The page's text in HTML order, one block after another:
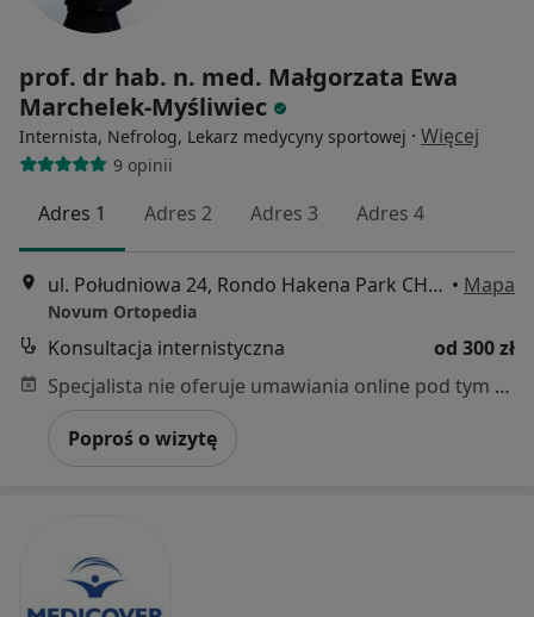
prof. dr hab. n. med. Małgorzata Ewa
Marchelek-Myśliwiec
Internista, Nefrolog, Lekarz medycyny sportowej · Więcej
9 opinii
Adres 1 Adres 2 Adres 3 Adres 4
ul. Południowa 24, Rondo Hakena Park CH, Szczecin • Mapa
Novum Ortopedia
Konsultacja internistyczna
od 300 zł
Specjalista nie oferuje umawiania online pod tym adresem.
Poproś o wizytę